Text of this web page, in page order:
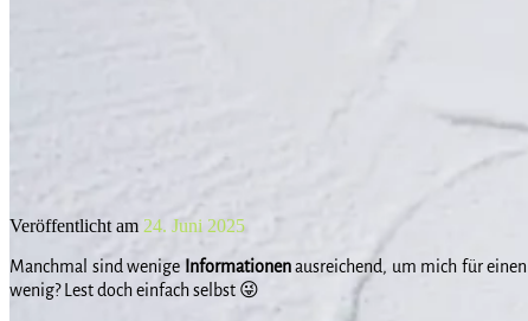
Veröffentlicht am 24. Juni 2025
Manchmal sind wenige Informationenausreichend, um mich für
wenig? Lest doch einfach selbst 😜